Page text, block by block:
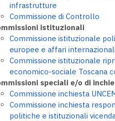
infrastrutture
Commissione di Controllo
istituzionali
Commissione istituzionale
europee e affari internazionali
Commissione istituzionale
economico-sociale Toscana
speciali e/o di
Commissione inchiesta
Commissione inchiesta
politiche e istituzionali